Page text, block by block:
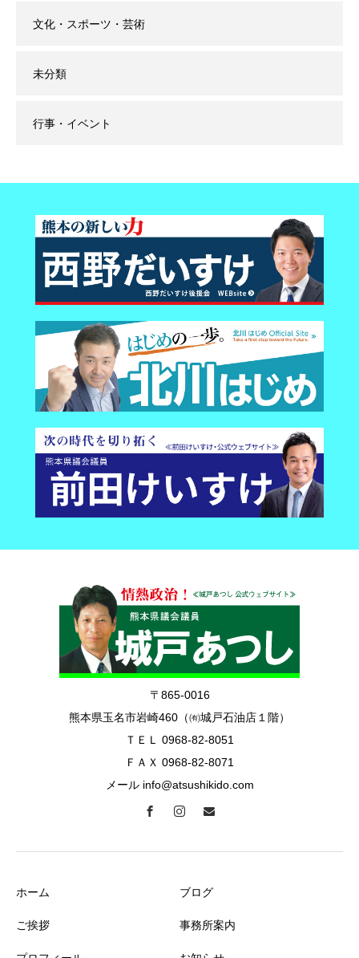
文化・スポーツ・芸術
未分類
行事・イベント
〒865-0016
熊本県玉名市岩崎460（㈲城戸石油店１階）
ＴＥＬ 0968-82-8051
ＦＡＸ 0968-82-8071
メール info@atsushikido.com
ホーム
ご挨拶
ブログ
事務所案内